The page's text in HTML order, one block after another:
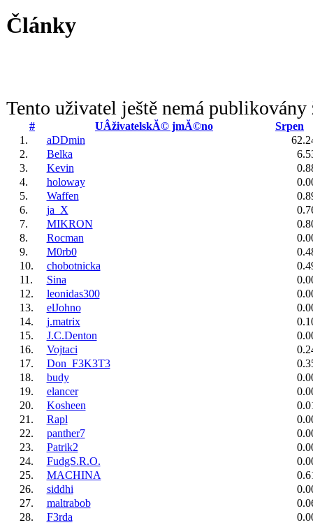
Články
Tento uživatel ještě nemá publikovány
# UÂživatelskĂ© jmĂ©no
Srpen
1.
aDDmin
2.
Belka
3.
Kevin
4.
holoway
5.
Waffen
6.
ja_X
7.
MIKRON
8.
Rocman
9.
M0rb0
10.
chobotnicka
11.
Sina
12.
leonidas300
13.
elJohno
14.
j.matrix
15.
J.C.Denton
16.
Vojtaci
17.
Don_F3K3T3
18.
budy
19.
elancer
20.
Kosheen
21.
Rapl
22.
panther7
23.
Patrik2
24.
FudgS.R.O.
25.
MACHINA
26.
siddhi
27.
maltrabob
28.
F3rda